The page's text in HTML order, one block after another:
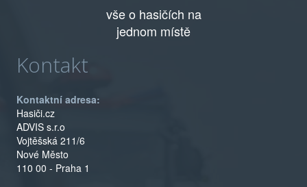
vše o hasičích na
jednom místě
Kontakt
Kontaktní adresa:
Hasiči.cz
ADVIS s.r.o
Vojtěšská 211/6
Nové Město
110 00 - Praha 1